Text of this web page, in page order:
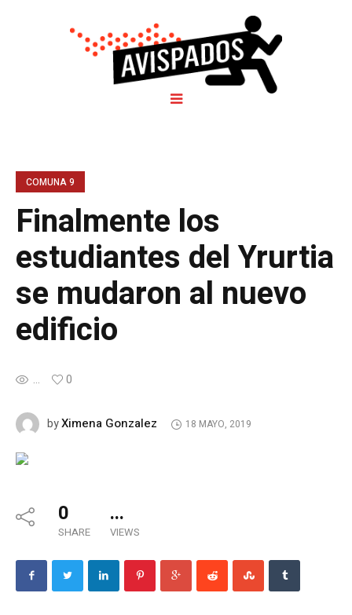
COMUNA 9
Finalmente los
estudiantes del Yrurtia
se mudaron al nuevo
edificio
... 0
byXimena Gonzalez 18 MAYO, 2019
0
SHARE
...
VIEWS